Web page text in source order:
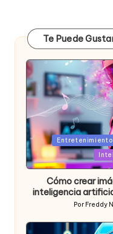
Te Puede
Posted
in
Entretenimiento
Cómo crear
inteligencia
Publicado
por
Por Freddy